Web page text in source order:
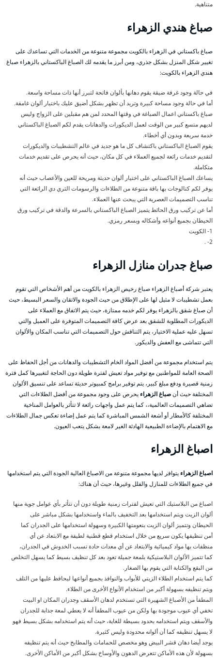
متناهية.
صباغ هندي الزهراء
صباغ باكستاني في الزهراء بالكويت مجموعة متنوعة من الخدمات التي تساعدك على
تغيير شكل المنزل بشكل جذري، ومن أبرز ما يقدمه لك الصباغ الباكستاني بالزهراء صباغ
هندي الزهراء بالكويت:
في حالة وجود غرفة ضيقة يقوم دهانها بألوان فاتحة لتبرز أنها ذات مساحة واسعة.
أما في حالة وجود مساحة كبيرة وتريد أن تظهر بشكل أضيق عليك باختيار ألوان غامقة.
صباغ باكستاني اعمال الصباغة في وقتها المحدد لمن هم مقبلين على الزواج وليس
لديهم متسع كبير من الوقت لعمل الديكورات والدهانات يقدم لكم الصباغ الباكستاني
خدمة سريعة وبدون أي أخطاء.
يقوم الصباغ الباكستاني باكتشاف كل ما هو جديد في عالم التشطيبات والديكورات
لتقديم خدمات رائعة لجميع العملاء في كل مكان، حيث أنه يحرص على تقديم خدمات
متكاملة.
يساعك الصباغ الباكستاني على اختيار ألوان حديثة ومريحة للعين والأعصاب حيث أنه
يوفر لكم كتالوجات بها باقة متنوعة من الطلاءات والرسومات الثري دي الرائعة التي
تناسب التصميمات العصرية التي يبحث عنها العملاء.
أما عن تركيب ورق الحائط يتميز الصباغ الباكستاني بالسرعة والدقة في تركيب ورق
الحيطان بجميع أنواعه وأشكاله وبسعر رمزي.
1- الكويت
2- .
صباغ جدران منازل الزهراء
يعتبر شركة أصباغ الزهراء صباغ رخيص الزهراء بالكويت من أهم الأشخاص التي تقوم
بعمل تشطيبات لا مثيل لها على الإطلاق من حيث الجودة والاتقان والسعر البسيط، حيث
أن صباغ شقق بالزهراء يوفر لكم خدمه ممتازة، حيث يتم الاتفاق مع العملاء على
الديكورات المطلوبة للشقق بعد عرض كافة التصميمات المتوفرة على العميل والتي
تسهل عليه عملية الاختيار، يتم التناقش حول التصميمات التي تناسب المكان والألوان
التي تتماشى مع العفش والديكور.
يتم استخدام مجموعة من أفضل المواد الخام التشطيبات والدهانات من أجل الحفاظ على
الصحة العامة للمواطنين مع توفير مواد تعيش لفترة طويلة دون الحاجة لتغييرها كمل فترة
زمنية قصيرة ودفع مبلغ كبير، يتم توفير برامج كمبيوتر حديثة تساعد على تنسيق الألوان
المختلفة حيث أنصباغ الزهراء يحرص على وجود مجموعة من أفضل الطلاءات التي
تضاهي التصميمات العالمية،، كما يتم عمل واجهات رائعة لا تتأثر بالعوامل المناخية
المختلفة كالأمطار أو أشعة الشمس المباشرة كما يتم عمل إضاءة تعكس جمال الطلاءات
مع الاهتمام بالإضاءة الطبيعية الهادئة الغير لامعة بشكل يتعب العيون.
اصباغ الزهراء
اصباغ الزهراء يتوافر لديها مجموعة متنوعة من الاصباغ العالية الجودة التي يتم استخدامها
في جميع الطلاءات للمنازل والفلل وغيرها، حيث أن هناك:
اصباغ من البلاستيك التي تعيش لفترات زمنية طويلة دون أن تتأثر بأي عوامل جوية منها
ألوان الزيت ويتم استخدامها بعد التخفيف بالماء واستخدامها بشكل مباشر على
الحيطان وتتميز ألوان الزيت بنعومتها الكبيرة وسهولة استخدامها على الجدران كما
أمن تنظيفها يكون سريع من خلال استخدام قطع قطنية لطيفة مع الابتعاد عن أي
منظفات بها مواد كيميائية والابتعاد عن أي معدات حادة تسبب الخدوش في الجدران،
كما تتميز الألوان البلاستيكية بلمعة جميلة تعود بعد كل تنظيف بسيط كما يسهل التخلص
من البقع والكتابة التي يقوم بها الصغار.
كما يتم استخدام الطلاء الزيتي للأبواب والنوافذ بجميع أنواعها ليحافظ عليها من التلف
ويتم تنظيفه بسهولة أكبر من استخدام الأنواع الأخرى من الطلاء.
المطفأ من الأصباغ الشهيرة التي تستخدم لدهان الأسقف وجدران المكان او البيت
تخفي أي عيوب موجودة بها ولكن من عيوب المطفأ أنه لا يعطي لمعة جذابة للجدران
والأسقف ويتم استخدامه بحدود بسيطة للغاية، حيث أنه يتم استخدامه بشكل بسيط فهو
لا يسهل تنظيفه كما أن ألوانه محدودة وليس كثيرة.
يوجد أيضا دهان قشر البيض وهو مخصص للحمامات والمطابخ حيث أنه يتم تنظيفه
بسهولة لأن هذه الأماكن تتعرض الدهون والأوساخ بشكل أكبر من الأماكن الأخرى.